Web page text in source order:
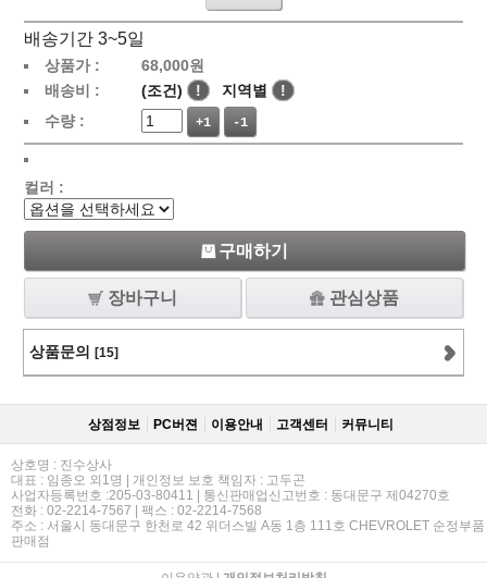
배송기간 3~5일
상품가 : 68,000원
배송비 :
(조건) ! 지역별
!
수량 :
+1 -1
컬러 :
구매하기
장바구니 관심상품
상품문의 [15]
상점정보 PC버젼 이용안내 고객센터 커뮤니티
상호명 : 진수상사
대표 : 임종오 외1명 | 개인정보 보호 책임자 : 고두곤
사업자등록번호 :205-03-80411 | 통신판매업신고번호 : 동대문구 제04270호
전화 : 02-2214-7567 | 팩스 : 02-2214-7568
주소 : 서울시 동대문구 한천로 42 위더스빌 A동 1층 111호 CHEVROLET 순정부품
판매점